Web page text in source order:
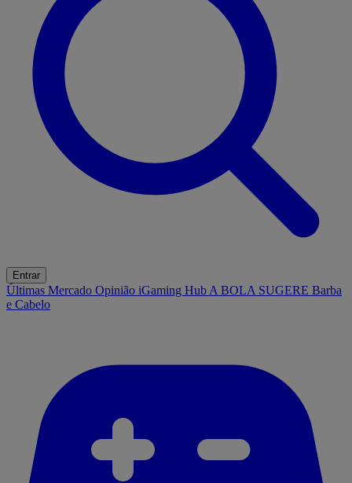
Entrar
Últimas Mercado Opinião iGaming Hub A BOLA SUGERE Barba
e Cabelo